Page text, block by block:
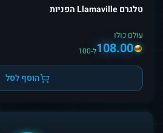
טלגרם Llamaville הפניות
עולם כולו
108.00ל-100
הוסף לסל